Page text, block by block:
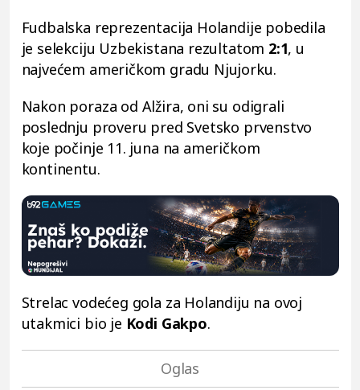
Fudbalska reprezentacija Holandije pobedila
je selekciju Uzbekistana rezultatom 2:1, u
najvećem američkom gradu Njujorku.
Nakon poraza od Alžira, oni su odigrali
poslednju proveru pred Svetsko prvenstvo
koje počinje 11. juna na američkom
kontinentu.
Strelac vodećeg gola za Holandiju na ovoj
utakmici bio je Kodi Gakpo.